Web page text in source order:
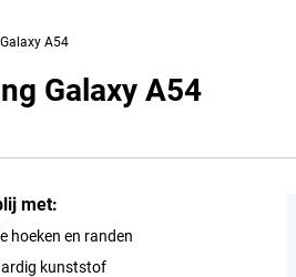
A54
Galaxy A54
met:
hoeken en randen
kunststof